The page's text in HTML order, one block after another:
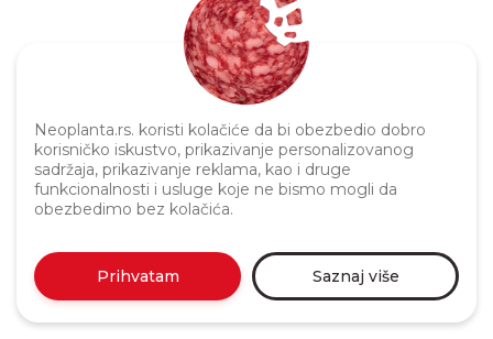
Neoplanta.rs. koristi kolačiće da bi obezbedio dobro
korisničko iskustvo, prikazivanje personalizovanog
sadržaja, prikazivanje reklama, kao i druge
funkcionalnosti i usluge koje ne bismo mogli da
obezbedimo bez kolačića.
Prihvatam Saznaj više
Politika privatnosti